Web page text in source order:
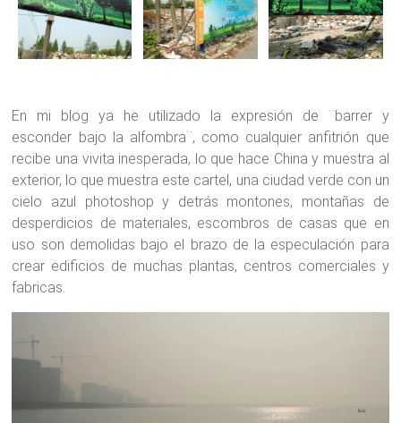
En mi blog ya he utilizado la expresión de ¨barrer y
esconder bajo la alfombra¨, como cualquier anfitrión que
recibe una vivita inesperada, lo que hace China y muestra al
exterior, lo que muestra este cartel, una ciudad verde con un
cielo azul photoshop y detrás montones, montañas de
desperdicios de materiales, escombros de casas que en
uso son demolidas bajo el brazo de la especulación para
crear edificios de muchas plantas, centros comerciales y
fabricas.